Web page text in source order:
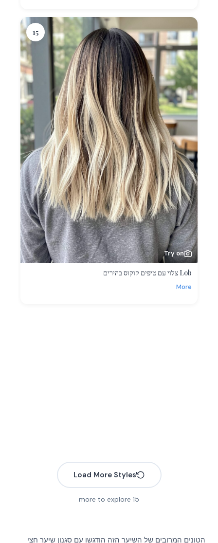
15
Try on
Lob צלוי עם טיפים קוקוס בהירים
More
Load More Styles
15
הטונים המרובים של השיער הזה הודגשו עם סגנון שיער חצי